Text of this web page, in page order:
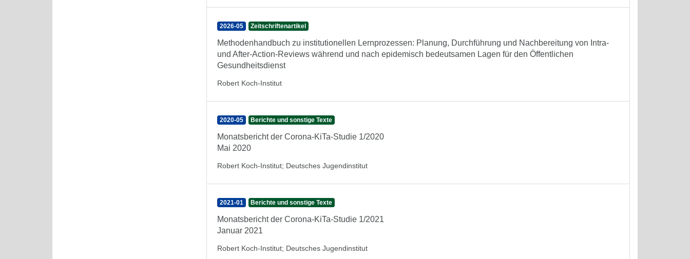
2026-05 Zeitschriftenartikel
Methodenhandbuch zu institutionellen Lernprozessen: Planung, Durchführung und Nachbereitung von Intra-
und After-Action-Reviews während und nach epidemisch bedeutsamen Lagen für den Öffentlichen
Gesundheitsdienst
Robert Koch-Institut
2020-05 Berichte und sonstige Texte
Monatsbericht der Corona-KiTa-Studie 1/2020
Mai 2020
Robert Koch-Institut; Deutsches Jugendinstitut
2021-01 Berichte und sonstige Texte
Monatsbericht der Corona-KiTa-Studie 1/2021
Januar 2021
Robert Koch-Institut; Deutsches Jugendinstitut